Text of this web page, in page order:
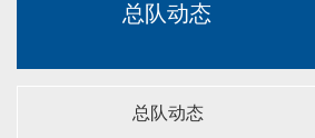
总队动态
总队动态